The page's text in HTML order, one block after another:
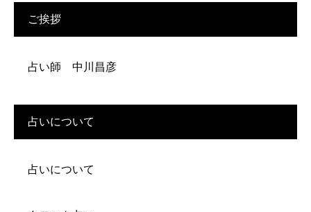
ご挨拶
占い師 中川昌彦
占いについて
占いについて